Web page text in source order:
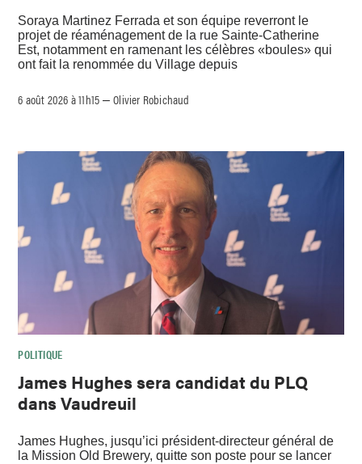
Soraya Martinez Ferrada et son équipe reverront le
projet de réaménagement de la rue Sainte-Catherine
Est, notamment en ramenant les célèbres «boules» qui
ont fait la renommée du Village depuis
6 août 2026 à 11h15 –Olivier Robichaud
POLITIQUE
James Hughes sera candidat du PLQ
dans Vaudreuil
James Hughes, jusqu’ici président-directeur général de
la Mission Old Brewery, quitte son poste pour se lancer